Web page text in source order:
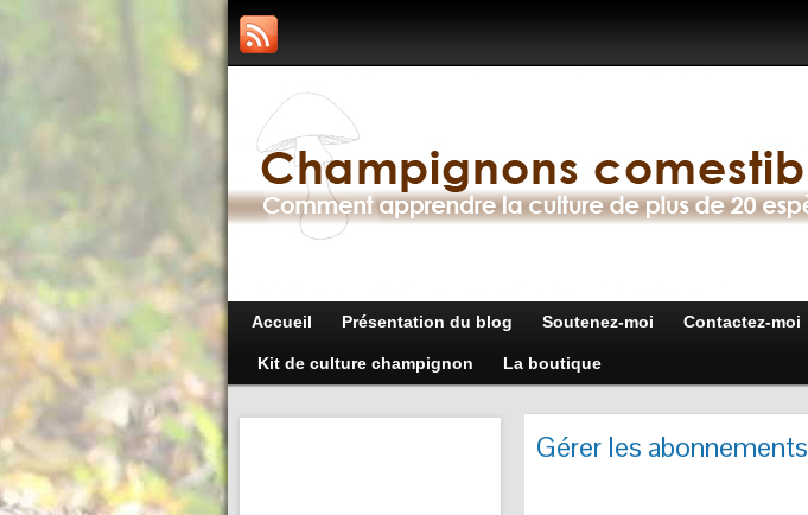
Accueil Présentation du blog Soutenez-moi Contactez-moi
Kit de culture champignon La boutique
Gérer les abonnements